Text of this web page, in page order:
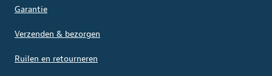
Garantie
Verzenden & bezorgen
Ruilen en retourneren